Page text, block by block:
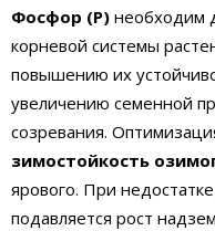
Фосфор (Р) необходим
корневой системы
повышению их
увеличению семенной
созревания.
зимостойкость
ярового. При
подавляется рост